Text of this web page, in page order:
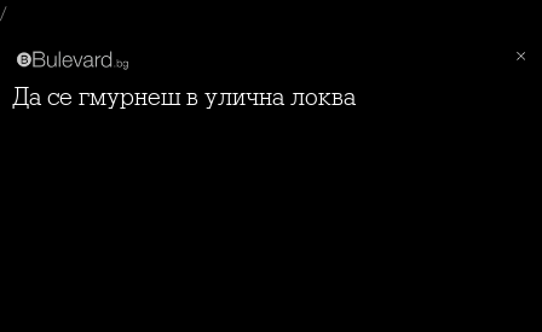
/
Да се гмурнеш в улична локва